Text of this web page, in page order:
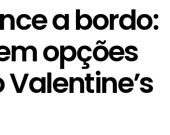
a bordo:
opções